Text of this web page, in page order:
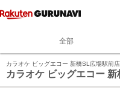
全部
カラオケ ビッグエコー 新橋SL広場駅前店
カラオケ ビッグエコー